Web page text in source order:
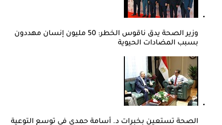
وزير الصحة يدق ناقوس الخطر: 50 مليون إنسان مهددون
بسبب المضادات الحيوية
الصحة تستعين بخبرات د. أسامة حمدي في توسع التوعية